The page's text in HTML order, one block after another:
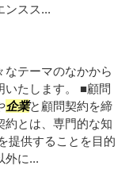
ンスス...
なテーマのなかから
いたします。 ■顧問
企業と顧問契約を締
約とは、専門的な知
提供することを目的
外に...